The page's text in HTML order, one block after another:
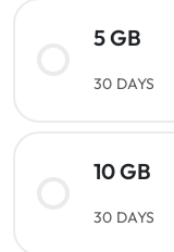
5 GB
30 DAYS
10 GB
30 DAYS